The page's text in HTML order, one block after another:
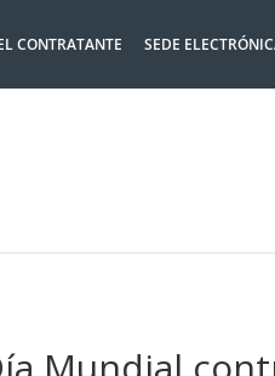
CONTRATANTE SEDE